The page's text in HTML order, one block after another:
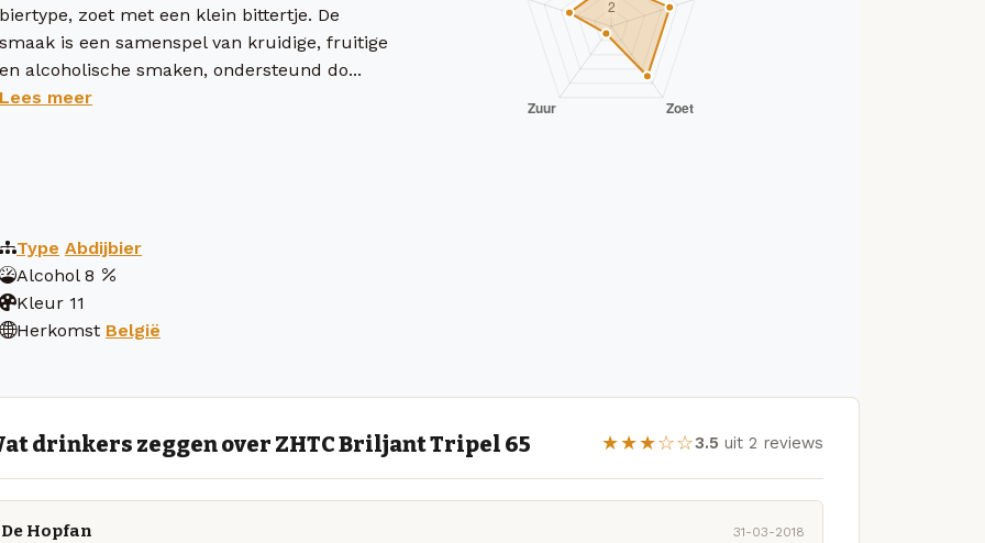
biertype, zoet met een klein bittertje. De
smaak is een samenspel van kruidige, fruitige
en alcoholische smaken, ondersteund do...
Lees meer
Type Abdijbier
Alcohol 8
Kleur 11
Herkomst België
drinkers zeggen over ZHTC Briljant Tripel 65 ★★★☆☆3.5 uit 2 reviews
De Hopfan 31-03-2018